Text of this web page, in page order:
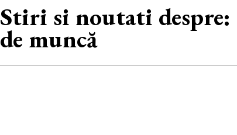
Stiri si noutati despre:
de muncă